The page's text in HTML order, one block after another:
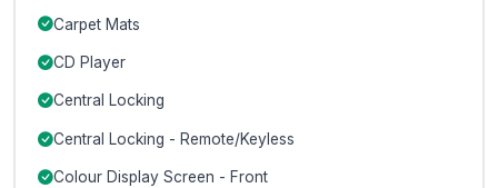
Carpet Mats
CD Player
Central Locking
Central Locking - Remote/Keyless
Colour Display Screen - Front